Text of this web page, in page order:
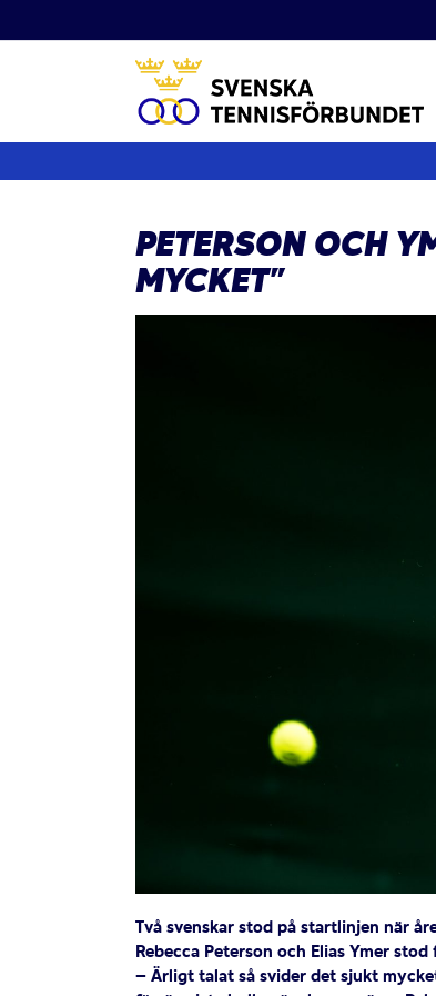
till
PETERSON OCH
MYCKET”
Två svenskar stod på startlinjen när
Rebecca Peterson och Elias Ymer
– Ärligt talat så svider det sjukt